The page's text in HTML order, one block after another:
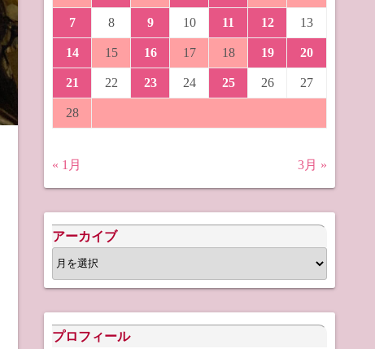
7 8 9 10 11 12 13
14 15 16 17 18 19 20
21 22 23 24 25 26 27
28
« 1月 3月 »
アーカイブ
ア
ー
ブ
プロフィール